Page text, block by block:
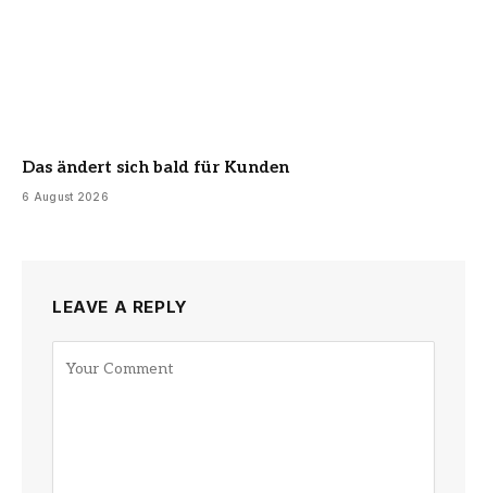
Das ändert sich bald für Kunden
6 August 2026
LEAVE A REPLY